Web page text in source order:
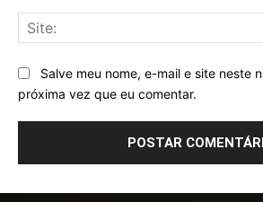
Salve meu nome, e-mail e site neste
próxima vez que eu comentar.